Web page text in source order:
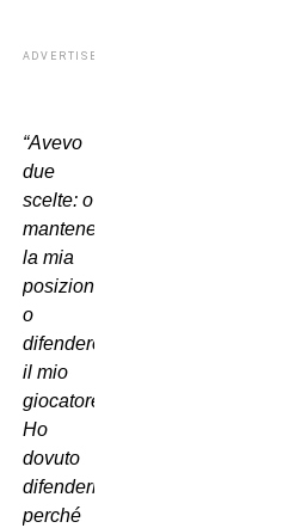
ADVERTISEMENT
“Avevo
due
scelte: o
mantenere
la mia
posizione
o
difendere
il mio
giocatore.
Ho
dovuto
difenderlo
perché